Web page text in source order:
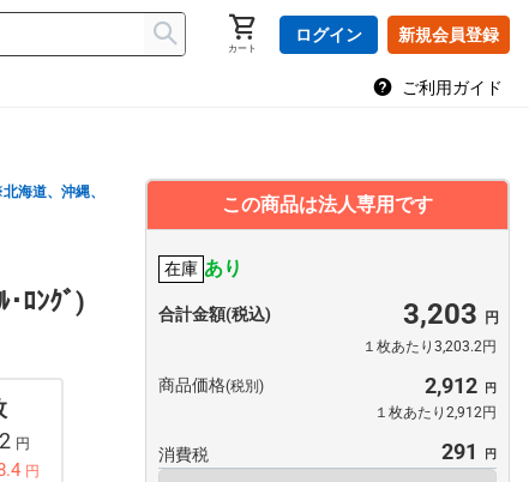
カート
ログイン 新規会員登録
ご利用ガイド
海道、沖縄、
･ﾛﾝｸﾞ)
円
円
この商品は法人専用です
在庫 あり
合計金額(税込) 3,203
１枚あたり3,203.2円
商品価格(税別) 2,912
１枚あたり2,912円
消費税 291